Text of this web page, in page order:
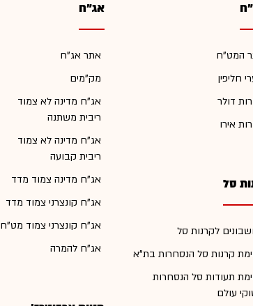
המט"ח
חליפין
דולר
אירו
סל
לקרנות סל
קרנות סל הנסחרות בת"א
תעודות סל הנסחרות
עולם
אג"ח
אתר אג"ח
מק"מים
אג"ח מדינה לא צמוד
ריבית משתנה
אג"ח מדינה לא צמוד
ריבית קבועה
אג"ח מדינה צמוד מדד
אג"ח קונצרני צמוד מדד
אג"ח קונצרני צמוד מט"ח
אג"ח להמרה